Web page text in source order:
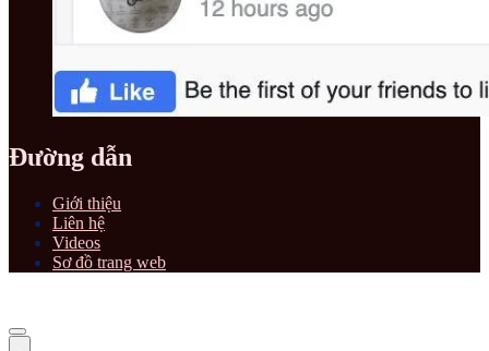
Đường dẫn
Giới thiệu
Liên hệ
Videos
Sơ đồ trang web